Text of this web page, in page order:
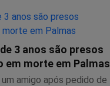
3 anos são presos
em morte em Palmas
amigo após pedido de